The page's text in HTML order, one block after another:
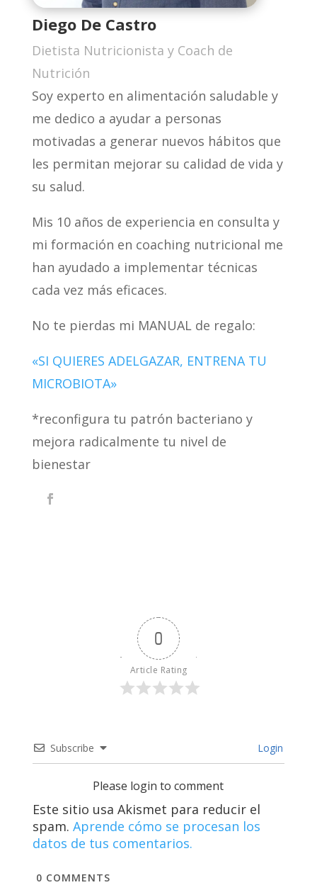
Diego De Castro
Dietista Nutricionista y Coach de
Nutrición
Soy experto en alimentación saludable y
me dedico a ayudar a personas
motivadas a generar nuevos hábitos que
les permitan mejorar su calidad de vida y
su salud.
Mis 10 años de experiencia en consulta y
mi formación en coaching nutricional me
han ayudado a implementar técnicas
cada vez más eficaces.
No te pierdas mi MANUAL de regalo:
«SI QUIERES ADELGAZAR, ENTRENA TU
MICROBIOTA»
*reconfigura tu patrón bacteriano y
mejora radicalmente tu nivel de
bienestar
0
Article Rating
Subscribe Login
Please login to comment
Este sitio usa Akismet para reducir el
spam. Aprende cómo se procesan los
datos de tus comentarios.
0 COMMENTS